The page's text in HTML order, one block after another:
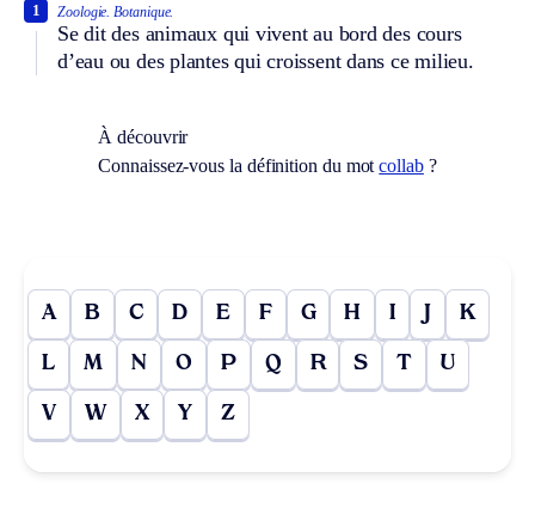
Zoologie. Botanique.
Se dit des animaux qui vivent au bord des cours
d’eau ou des plantes qui croissent dans ce milieu.
1
À découvrir
Connaissez-vous la définition du motcollab?
A B C D E F G H I J K
L M N O P Q R S T U
V W X Y Z